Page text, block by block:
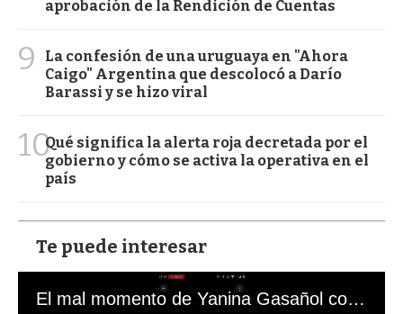
aprobación de la Rendición de Cuentas
9
La confesión de una uruguaya en "Ahora
Caigo" Argentina que descolocó a Darío
Barassi y se hizo viral
10Qué significa la alerta roja decretada por el
gobierno y cómo se activa la operativa en el
país
Te puede interesar
El mal momento de Yanina Gasañol con un hincha argentino en "Subrayado"